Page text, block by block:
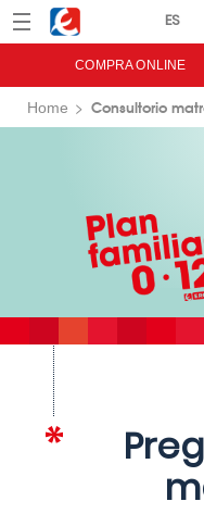
Menú Eroski
COMPRA ONLINE
Home Consultorio